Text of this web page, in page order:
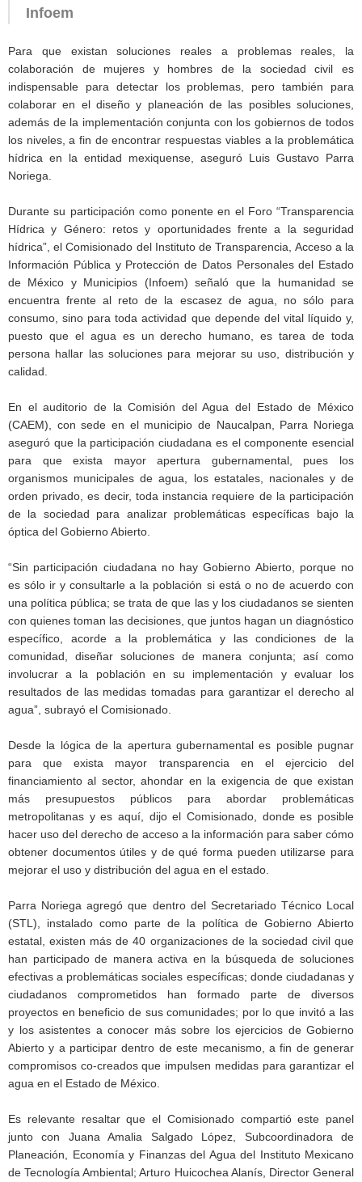
Infoem
Para que existan soluciones reales a problemas reales, la
colaboración de mujeres y hombres de la sociedad civil es
indispensable para detectar los problemas, pero también para
colaborar en el diseño y planeación de las posibles soluciones,
además de la implementación conjunta con los gobiernos de todos
los niveles, a fin de encontrar respuestas viables a la problemática
hídrica en la entidad mexiquense, aseguró Luis Gustavo Parra
Noriega.
Durante su participación como ponente en el Foro “Transparencia
Hídrica y Género: retos y oportunidades frente a la seguridad
hídrica”, el Comisionado del Instituto de Transparencia, Acceso a la
Información Pública y Protección de Datos Personales del Estado
de México y Municipios (Infoem) señaló que la humanidad se
encuentra frente al reto de la escasez de agua, no sólo para
consumo, sino para toda actividad que depende del vital líquido y,
puesto que el agua es un derecho humano, es tarea de toda
persona hallar las soluciones para mejorar su uso, distribución y
calidad.
En el auditorio de la Comisión del Agua del Estado de México
(CAEM), con sede en el municipio de Naucalpan, Parra Noriega
aseguró que la participación ciudadana es el componente esencial
para que exista mayor apertura gubernamental, pues los
organismos municipales de agua, los estatales, nacionales y de
orden privado, es decir, toda instancia requiere de la participación
de la sociedad para analizar problemáticas específicas bajo la
óptica del Gobierno Abierto.
“Sin participación ciudadana no hay Gobierno Abierto, porque no
es sólo ir y consultarle a la población si está o no de acuerdo con
una política pública; se trata de que las y los ciudadanos se sienten
con quienes toman las decisiones, que juntos hagan un diagnóstico
específico, acorde a la problemática y las condiciones de la
comunidad, diseñar soluciones de manera conjunta; así como
involucrar a la población en su implementación y evaluar los
resultados de las medidas tomadas para garantizar el derecho al
agua”, subrayó el Comisionado.
Desde la lógica de la apertura gubernamental es posible pugnar
para que exista mayor transparencia en el ejercicio del
financiamiento al sector, ahondar en la exigencia de que existan
más presupuestos públicos para abordar problemáticas
metropolitanas y es aquí, dijo el Comisionado, donde es posible
hacer uso del derecho de acceso a la información para saber cómo
obtener documentos útiles y de qué forma pueden utilizarse para
mejorar el uso y distribución del agua en el estado.
Parra Noriega agregó que dentro del Secretariado Técnico Local
(STL), instalado como parte de la política de Gobierno Abierto
estatal, existen más de 40 organizaciones de la sociedad civil que
han participado de manera activa en la búsqueda de soluciones
efectivas a problemáticas sociales específicas; donde ciudadanas y
ciudadanos comprometidos han formado parte de diversos
proyectos en beneficio de sus comunidades; por lo que invitó a las
y los asistentes a conocer más sobre los ejercicios de Gobierno
Abierto y a participar dentro de este mecanismo, a fin de generar
compromisos co-creados que impulsen medidas para garantizar el
agua en el Estado de México.
Es relevante resaltar que el Comisionado compartió este panel
junto con Juana Amalia Salgado López, Subcoordinadora de
Planeación, Economía y Finanzas del Agua del Instituto Mexicano
de Tecnología Ambiental; Arturo Huicochea Alanís, Director General